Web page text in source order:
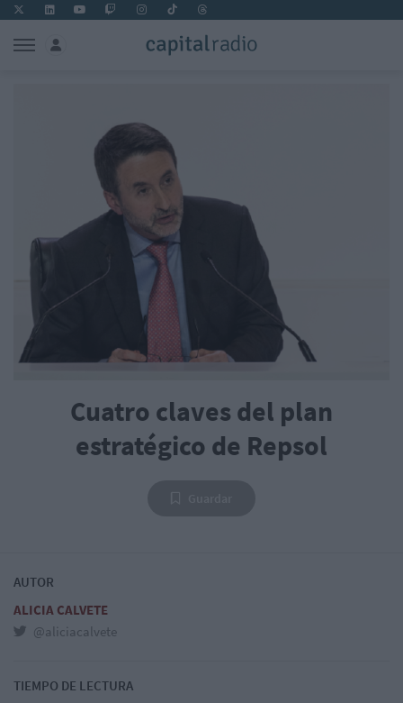
Cuatro claves del plan
estratégico de Repsol
AUTOR
ALICIA CALVETE
@aliciacalvete
TIEMPO DE LECTURA